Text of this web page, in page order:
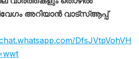
അറിയാൻ വാട്സ്ആപ്പ്
DfsJVtpVohVH